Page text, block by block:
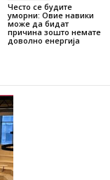
Често се будите
уморни: Овие навики
може да бидат
причина зошто немате
доволно енергија